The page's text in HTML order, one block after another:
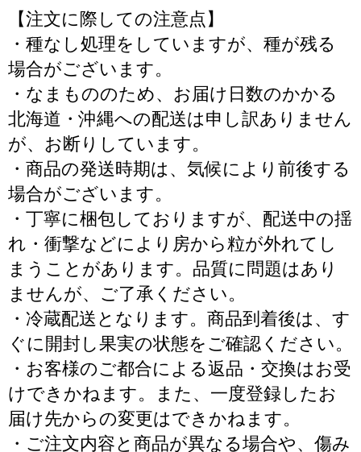
【注文に際しての注意点】
・種なし処理をしていますが、種が残る
場合がございます。
・なまもののため、お届け日数のかかる
北海道・沖縄への配送は申し訳ありません
が、お断りしています。
・商品の発送時期は、気候により前後する
場合がございます。
・丁寧に梱包しておりますが、配送中の揺
れ・衝撃などにより房から粒が外れてし
まうことがあります。品質に問題はあり
ませんが、ご了承ください。
・冷蔵配送となります。商品到着後は、す
ぐに開封し果実の状態をご確認ください。
・お客様のご都合による返品・交換はお受
けできかねます。また、一度登録したお
届け先からの変更はできかねます。
・ご注文内容と商品が異なる場合や、傷み